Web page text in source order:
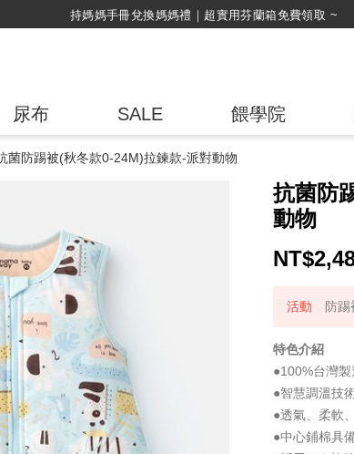
持媽媽手冊兌換媽媽禮｜超實用芬蘭箱免費領取 ~
尿布 SALE 餵學院
菌防踢被(秋冬款0-24M)拉鍊款-派對動物
抗菌防
動物
NT$
防
特色介紹
●100%台灣
●智慧調溫技
●透氣、柔軟
●中心鋪棉具